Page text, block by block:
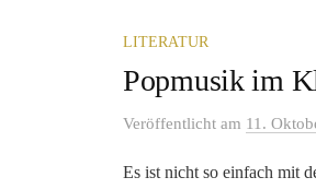
LITERATUR
Popmusik im
Veröffentlicht am 11.
Es ist nicht so einfach mit